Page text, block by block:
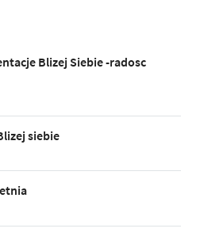
Blizej Siebie -radosc
siebie